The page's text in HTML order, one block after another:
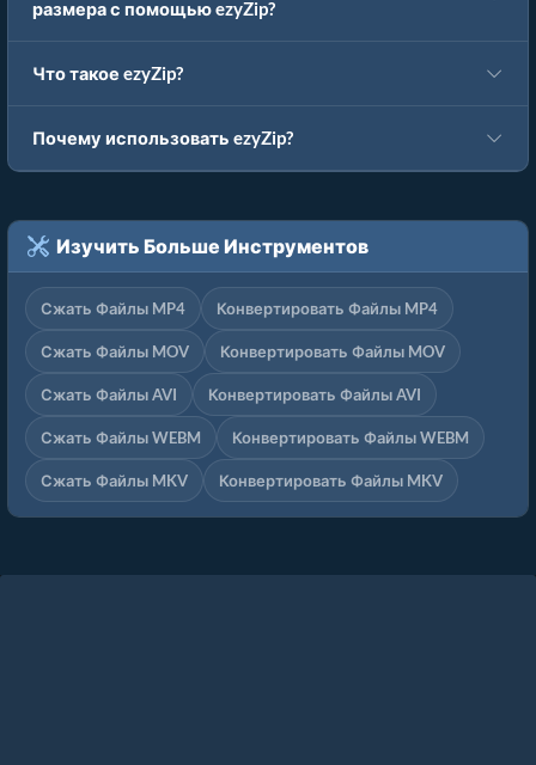
размера с помощью ezyZip?
Что такое ezyZip?
Почему использовать ezyZip?
Изучить Больше Инструментов
Сжать Файлы MP4 Конвертировать Файлы MP4
Сжать Файлы MOV Конвертировать Файлы MOV
Сжать Файлы AVI Конвертировать Файлы AVI
Сжать Файлы WEBM Конвертировать Файлы WEBM
Сжать Файлы MKV Конвертировать Файлы MKV